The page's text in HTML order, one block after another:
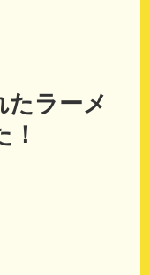
たラーメ